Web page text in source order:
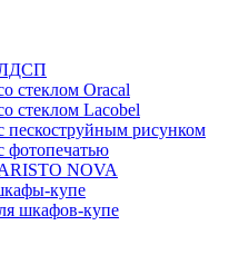
стеклом Oracal
стеклом Lacobel
рисунком
NOVA
купе
шкафов-купе